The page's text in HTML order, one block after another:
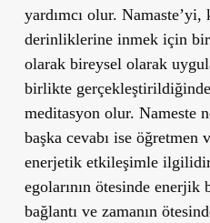
yardımcı olur. Namaste’yi,
derinliklerine inmek için
olarak bireysel olarak
birlikte
meditasyon olur. Nameste
başka cevabı ise öğretmen
enerjetik etkileşimle
egolarının ötesinde enerjik
bağlantı ve zamanın